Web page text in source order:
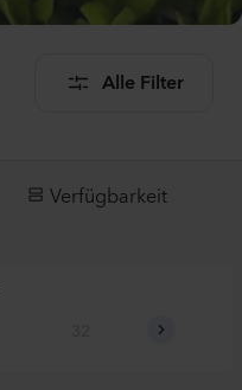
Alle Filter
Verfügbarkeit